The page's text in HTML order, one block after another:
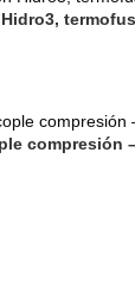
compresión